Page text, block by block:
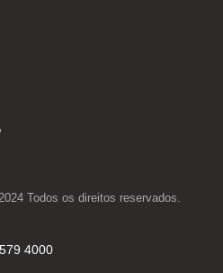
Todos os direitos reservados.
4000